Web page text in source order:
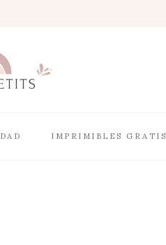
IMPRIMIBLES GRATIS